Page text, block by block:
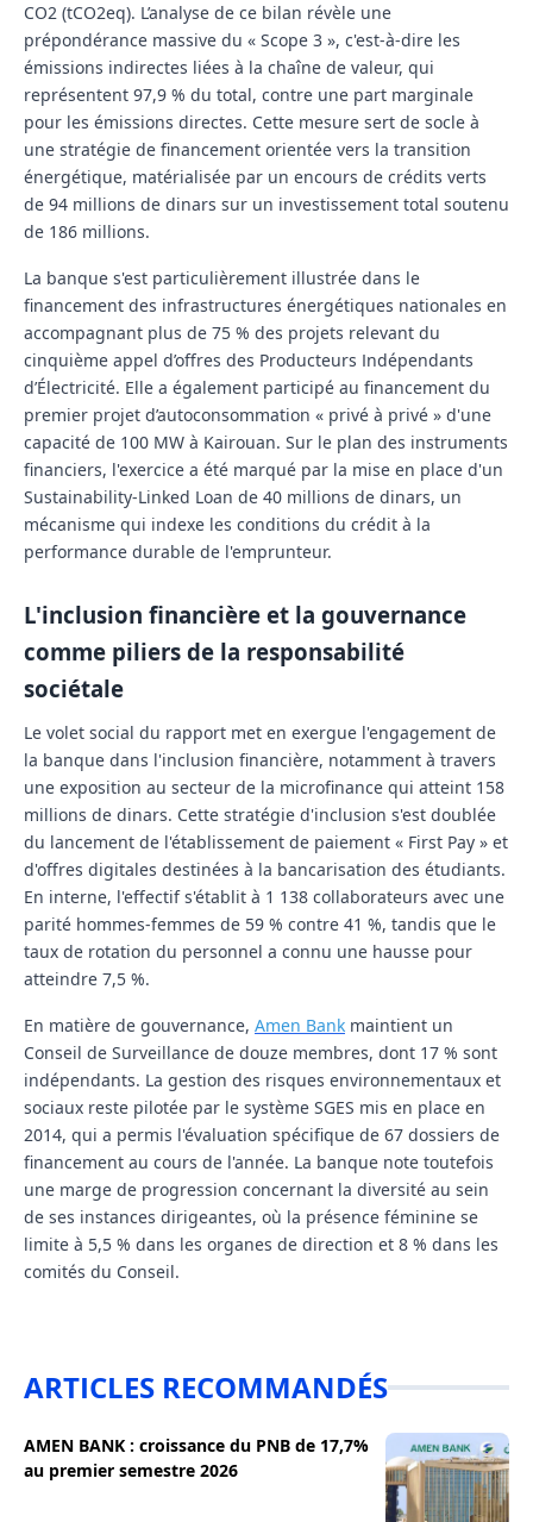
CO2 (tCO2eq). L’analyse de ce bilan révèle une
prépondérance massive du « Scope 3 », c'est-à-dire les
émissions indirectes liées à la chaîne de valeur, qui
représentent 97,9 % du total, contre une part marginale
pour les émissions directes. Cette mesure sert de socle à
une stratégie de financement orientée vers la transition
énergétique, matérialisée par un encours de crédits verts
de 94 millions de dinars sur un investissement total soutenu
de 186 millions.
La banque s'est particulièrement illustrée dans le
financement des infrastructures énergétiques nationales en
accompagnant plus de 75 % des projets relevant du
cinquième appel d’offres des Producteurs Indépendants
d’Électricité. Elle a également participé au financement du
premier projet d’autoconsommation « privé à privé » d'une
capacité de 100 MW à Kairouan. Sur le plan des instruments
financiers, l'exercice a été marqué par la mise en place d'un
Sustainability-Linked Loan de 40 millions de dinars, un
mécanisme qui indexe les conditions du crédit à la
performance durable de l'emprunteur.
L'inclusion financière et la gouvernance
comme piliers de la responsabilité
sociétale
Le volet social du rapport met en exergue l'engagement de
la banque dans l'inclusion financière, notamment à travers
une exposition au secteur de la microfinance qui atteint 158
millions de dinars. Cette stratégie d'inclusion s'est doublée
du lancement de l'établissement de paiement « First Pay » et
d'offres digitales destinées à la bancarisation des étudiants.
En interne, l'effectif s'établit à 1 138 collaborateurs avec une
parité hommes-femmes de 59 % contre 41 %, tandis que le
taux de rotation du personnel a connu une hausse pour
atteindre 7,5 %.
En matière de gouvernance, Amen Bank maintient un
Conseil de Surveillance de douze membres, dont 17 % sont
indépendants. La gestion des risques environnementaux et
sociaux reste pilotée par le système SGES mis en place en
2014, qui a permis l'évaluation spécifique de 67 dossiers de
financement au cours de l'année. La banque note toutefois
une marge de progression concernant la diversité au sein
de ses instances dirigeantes, où la présence féminine se
limite à 5,5 % dans les organes de direction et 8 % dans les
comités du Conseil.
ARTICLES RECOMMANDÉS
AMEN BANK : croissance du PNB de 17,7%
au premier semestre 2026